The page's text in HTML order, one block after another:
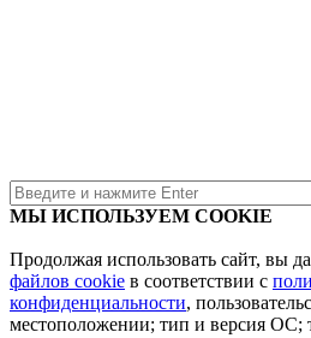
МЫ ИСПОЛЬЗУЕМ COOKIE
Продолжая использовать сайт, вы
файлов cookie в соответствии с
конфиденциальности,
местоположении; тип и версия ОС;